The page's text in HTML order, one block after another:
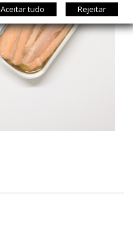
Aceitar tudo Rejeitar